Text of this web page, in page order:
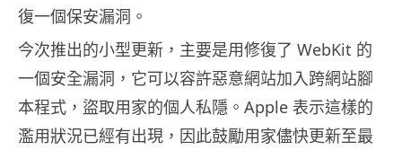
復一個保安漏洞。
今次推出的小型更新，主要是用修復了 WebKit 的
一個安全漏洞，它可以容許惡意網站加入跨網站腳
本程式，盜取用家的個人私隱。Apple 表示這樣的
濫用狀況已經有出現，因此鼓勵用家儘快更新至最